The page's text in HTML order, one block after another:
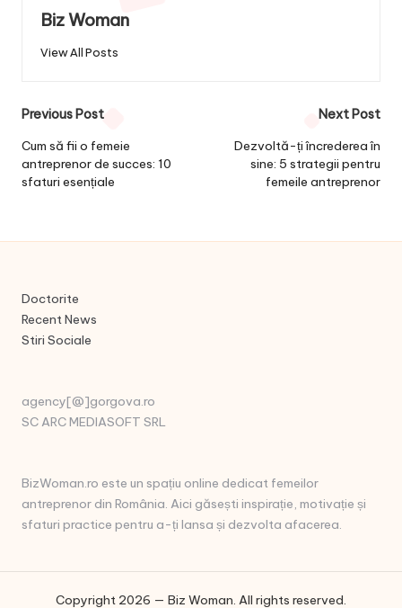
Biz Woman
View All Posts
Post
navigation
Previous Post
Cum să fii o femeie
antreprenor de succes: 10
sfaturi esențiale
Next Post
Dezvoltă-ți încrederea în
sine: 5 strategii pentru
femeile antreprenor
Doctorite
Recent News
Stiri Sociale
agency[@]gorgova.ro
SC ARC MEDIASOFT SRL
BizWoman.ro este un spațiu online dedicat femeilor
antreprenor din România. Aici găsești inspirație, motivație și
sfaturi practice pentru a-ți lansa și dezvolta afacerea.
Copyright 2026 — Biz Woman. All rights reserved.